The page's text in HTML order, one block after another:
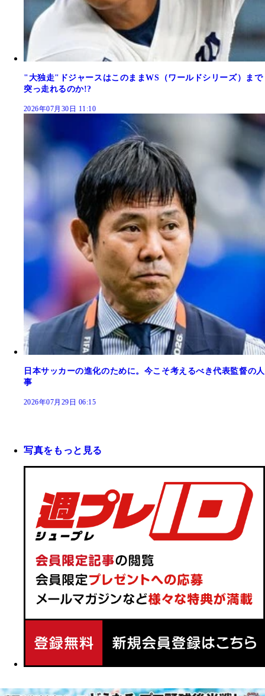
"大独走"ドジャースはこのままWS（ワールドシリーズ）まで
突っ走れるのか!?
2026年07月30日 11:10
日本サッカーの進化のために。今こそ考えるべき代表監督の人
事
2026年07月29日 06:15
写真をもっと見る